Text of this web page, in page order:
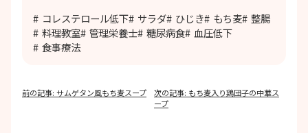
コレステロール低下 サラダ ひじき もち麦
整腸
料理教室
管理栄養士 糖尿病食
血圧低下
食事療法
投
前の記事: サムゲタン風もち麦スープ 次の記事: もち麦入り鶏団子の中華ス
ープ